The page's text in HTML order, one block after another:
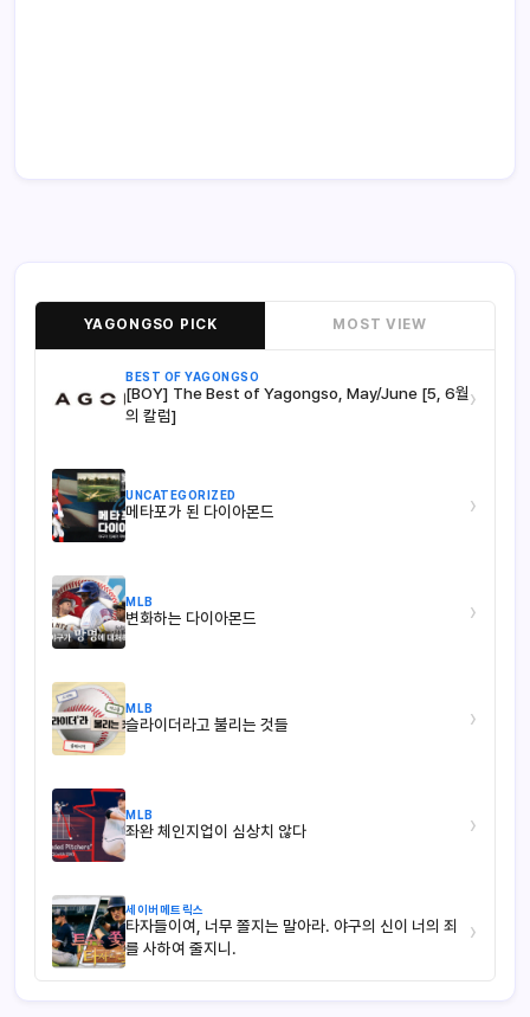
YAGONGSO PICK MOST VIEW
BEST OF YAGONGSO
[BOY] The Best of Yagongso, May/June [5, 6월
의 칼럼]
›
UNCATEGORIZED
메타포가 된 다이아몬드 ›
MLB
변화하는 다이아몬드 ›
MLB
슬라이더라고 불리는 것들 ›
MLB
좌완 체인지업이 심상치 않다 ›
세이버메트릭스
타자들이여, 너무 쫄지는 말아라. 야구의 신이 너의 죄
를 사하여 줄지니.
›